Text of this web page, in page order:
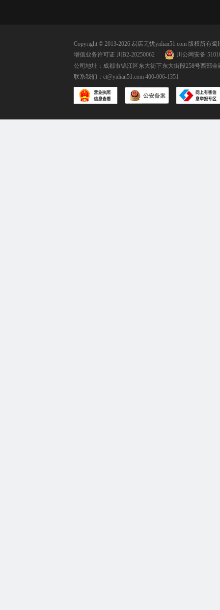
Copyright © 2013-2026 易店无忧yidian51.com 版权所有蜀
增值业务许可证 川B2-20250062
川公网安备
公司地址：成都市锦江区东大街下东大街段258号西部金
联系我们： ct@yidian51.com 400-006-1351